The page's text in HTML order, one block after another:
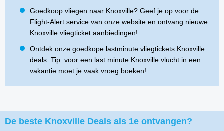
Goedkoop vliegen naar Knoxville? Geef je op voor de
Flight-Alert service van onze website en ontvang nieuwe
Knoxville vliegticket aanbiedingen!
Ontdek onze goedkope lastminute vliegtickets Knoxville
deals. Tip: voor een last minute Knoxville vlucht in een
vakantie moet je vaak vroeg boeken!
De beste Knoxville Deals als 1e ontvangen?